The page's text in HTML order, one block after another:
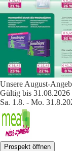
Unsere August-
Gültig bis 31.08.2026
Sa. 1.8. - Mo.
Prospekt öffnen